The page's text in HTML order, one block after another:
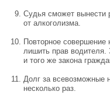
Судья сможет вынести
от алкоголизма.
Повторное совершение
лишить прав водителя.
и того же закона
Долг за всевозможные
несколько раз.